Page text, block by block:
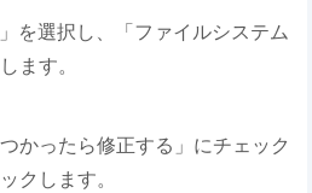
を選択し、「ファイルシステム
ます。
つかったら修正する」にチェック
クします。